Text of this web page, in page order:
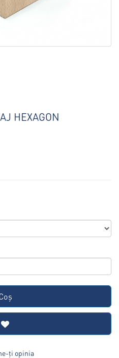
HEXAGON
ţi opinia